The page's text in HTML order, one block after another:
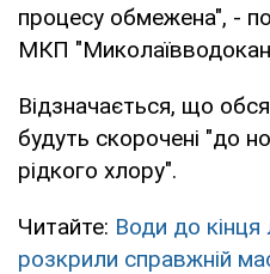
процесу обмежена", -
МКП
Відзначається, що
будуть скорочені "до
рідкого хлору".
Читайте: Води до
розкрили справжній